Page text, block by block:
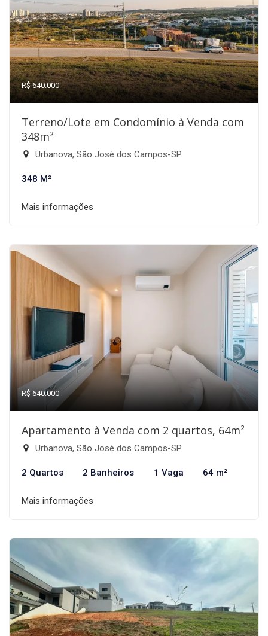
R$ 640.000
Terreno/Lote em Condomínio à Venda com
348m²
Urbanova, São José dos Campos-SP
348 M²
Mais informações
R$ 640.000
Apartamento à Venda com 2 quartos, 64m²
Urbanova, São José dos Campos-SP
2 Quartos 2 Banheiros 1 Vaga 64 m²
Mais informações